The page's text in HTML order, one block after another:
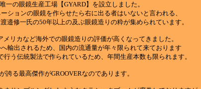
一の眼鏡生産工場【GYARD】を設立しました。
ションの眼鏡を作らせたら右に出る者はいないと言われる、
邉修一氏の50年以上の及ぶ眼鏡造りの粋が集められています。
メリカなど海外での眼鏡造りの評価が高くなってきました。
輸出されるため、国内の流通量が年々限られて来ております
行う伝統製法で作られているため、年間生産本数も限られます。
誇る最高傑作がGROOVERなのであります。